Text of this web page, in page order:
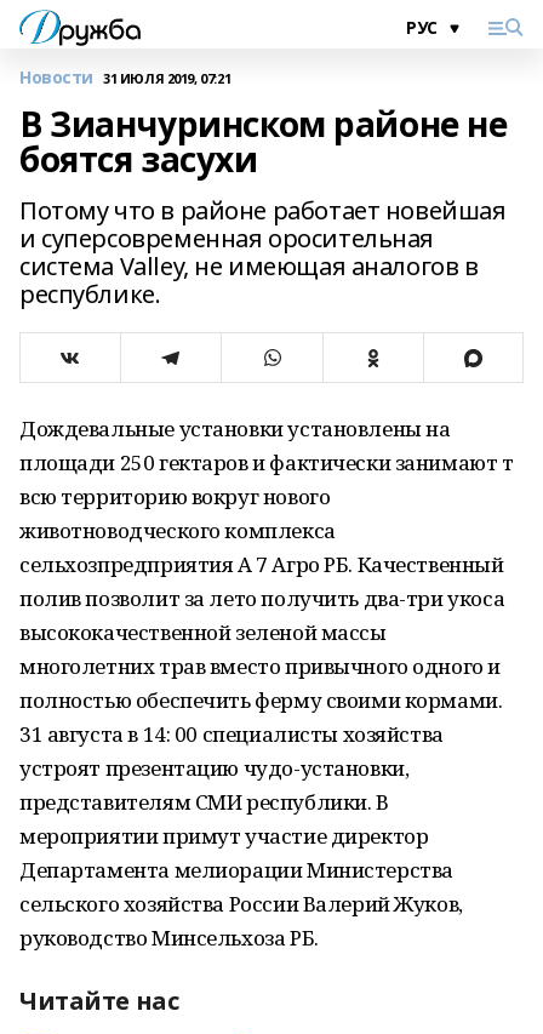
Новости 31 ИЮЛЯ 2019, 07:21
В Зианчуринском районе не
боятся засухи
Потому что в районе работает новейшая
и суперсовременная оросительная
система Valley, не имеющая аналогов в
республике.
Дождевальные установки установлены на
площади 250 гектаров и фактически занимают т
всю территорию вокруг нового
животноводческого комплекса
сельхозпредприятия А 7 Агро РБ. Качественный
полив позволит за лето получить два-три укоса
высококачественной зеленой массы
многолетних трав вместо привычного одного и
полностью обеспечить ферму своими кормами.
31 августа в 14: 00 специалисты хозяйства
устроят презентацию чудо-установки,
представителям СМИ республики. В
мероприятии примут участие директор
Департамента мелиорации Министерства
сельского хозяйства России Валерий Жуков,
руководство Минсельхоза РБ.
Читайте нас